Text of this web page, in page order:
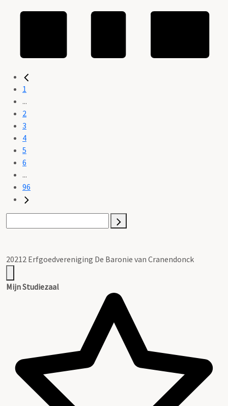
1
...
2
3
4
5
6
...
96
20212 Erfgoedvereniging De Baronie van Cranendonck
Mijn Studiezaal